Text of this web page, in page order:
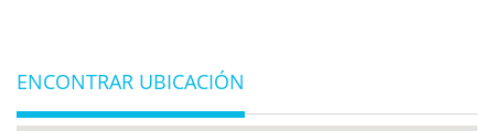
ENCONTRAR UBICACIÓN